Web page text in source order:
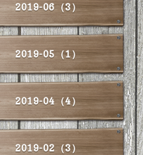
2019-06（3）
2019-05（1）
2019-04（4）
2019-02（3）